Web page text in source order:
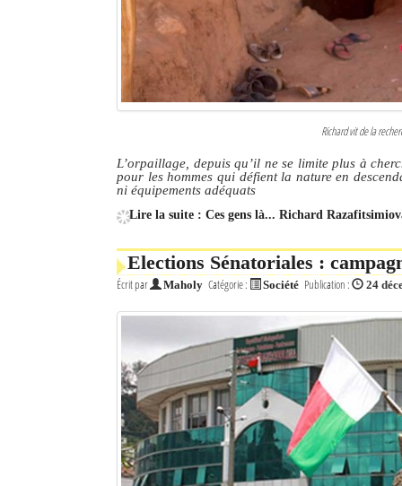
Richard vit de la
L’orpaillage, depuis qu’il ne se limite plus à
pour les hommes qui défient la nature en
ni équipements adéquats
Lire la suite : Ces gens là... Richard
Elections Sénatoriales :
Écrit par Maholy Catégorie : Société Publication : 24